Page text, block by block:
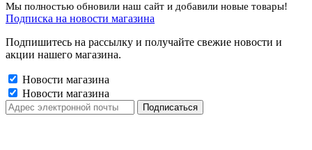
Мы полностью обновили наш сайт и добавили новые товары!
Подписка на новости магазина
Подпишитесь на рассылку и получайте свежие новости и
акции нашего магазина.
Новости магазина
Новости магазина